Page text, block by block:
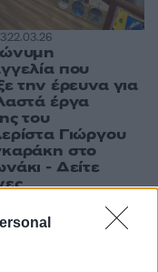
22.03.26
που
την έρευνα για
έργα
του
Γιώργου
στο
- Δείτε